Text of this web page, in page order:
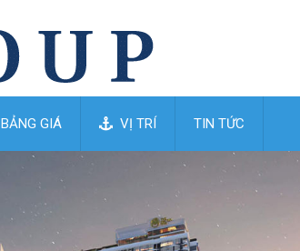
BẢNG GIÁ VỊ TRÍ TIN TỨC